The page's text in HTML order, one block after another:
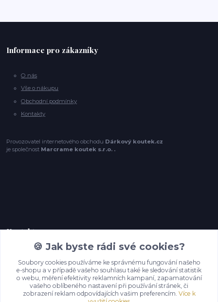
Informace pro zákazníky
O nás
Vše o nákupu
Obchodní podmínky
Kontakty
Provozovatel internetového obchodu Dárkový koutek.cz
je společnost Marcrame koutek s.r.o. .
Kontakty
+420 774 209 220,
(Po-Pá, 8-16 hod.)
info@darkovykoutek.cz
🍪 Jak byste rádi své cookies?
Soubory cookies používáme ke správnému fungování našeho
e-shopu a v případě vašeho souhlasu také ke sledování statistik
o webu, měření efektivity reklamních kampaní, zapamatování
vašeho oblíbeného nastavení při používání stránek, či
zobrazení reklam odpovídajících vašim preferencím. Více k